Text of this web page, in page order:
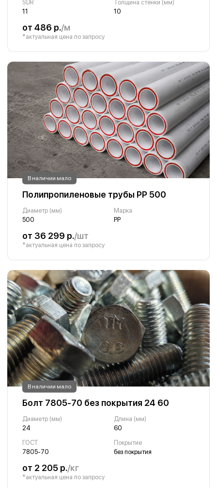
SDR
11
Толщина стенки (мм)
10
от 486 р./м
*актуальная цена по запросу
В наличии мало
Полипропиленовые трубы PP 500
Диаметр (мм)
500
Марка
PP
от 36 299 р./шт
*актуальная цена по запросу
В наличии мало
Болт 7805-70 без покрытия 24 60
Диаметр (мм)
24
Длина (мм)
60
ГОСТ
7805-70
Покрытие
без покрытия
от 2 205 р./кг
*актуальная цена по запросу